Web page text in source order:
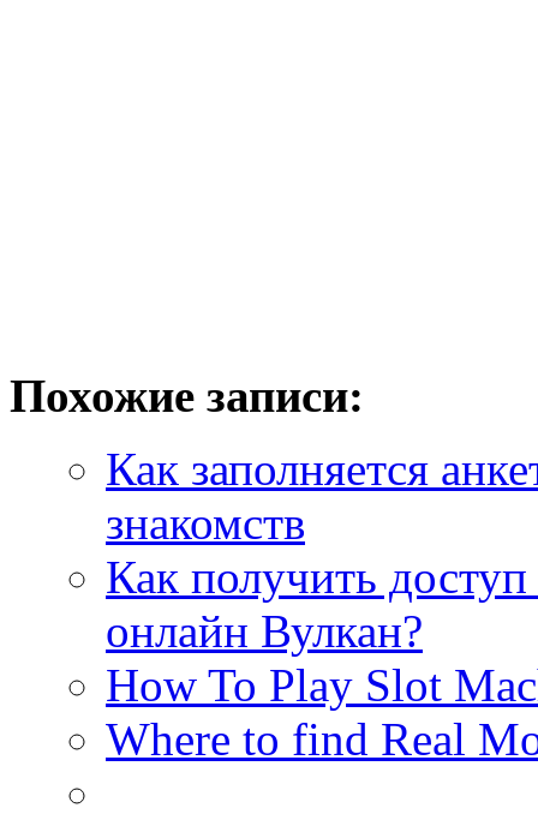
Похожие записи:
Как заполняется
знакомств
Как получить доступ
онлайн Вулкан?
How To Play Slot
Where to find Real